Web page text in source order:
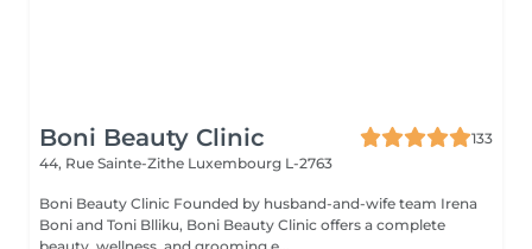
Boni Beauty Clinic
133
44, Rue Sainte-Zithe Luxembourg L-2763
Boni Beauty Clinic Founded by husband-and-wife team Irena
Boni and Toni Blliku, Boni Beauty Clinic offers a complete